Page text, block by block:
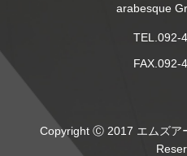
arabesque
TEL.092-
FAX.092-
Copyright Ⓒ 2017 エムズア